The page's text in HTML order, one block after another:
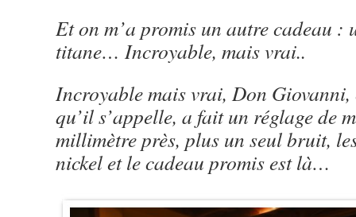
Et on m’a promis un autre cadeau :
titane… Incroyable, mais vrai..
Incroyable mais vrai, Don Giovanni,
qu’il s’appelle, a fait un réglage de
millimètre près, plus un seul bruit,
nickel et le cadeau promis est là…